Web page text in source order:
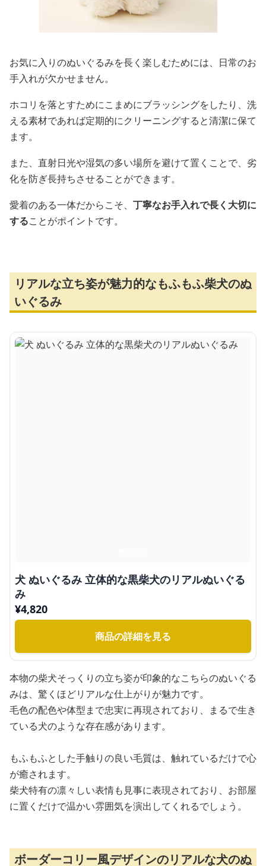
お気に入りのぬいぐるみを長く楽しむためには、日常のお
手入れが欠かせません。
ホコリを落とすためにこまめにブラッシングをしたり、洗
える素材であれば定期的にクリーニングすると清潔に保て
ます。
また、直射日光や湿気の多い場所を避けて置くことで、劣
化を防ぎ長持ちさせることができます。
愛着のある一体だからこそ、 丁寧なお手入れで長く大切に
することがポイントです。
リアルな立ち姿が魅力的なもふもふ柴犬のぬ
いぐるみ
犬 ぬいぐるみ 立体的な黒柴犬のリアルぬいぐる
み
¥4,820
商品の詳細を見る
本物の柴犬そっくりの立ち姿が印象的なこちらのぬいぐる
みは、驚くほどリアルな仕上がりが魅力です。
毛色の配色や体型まで忠実に再現されており、まるで生き
ている犬のような存在感があります。
もふもふとした手触りの良い毛質は、触れているだけで心
が癒されます。
柴犬特有の凛々しい表情も見事に表現されており、お部屋
に置くだけで温かい雰囲気を演出してくれるでしょう。
ボーダーコリー風デザインのリアルな犬のぬ